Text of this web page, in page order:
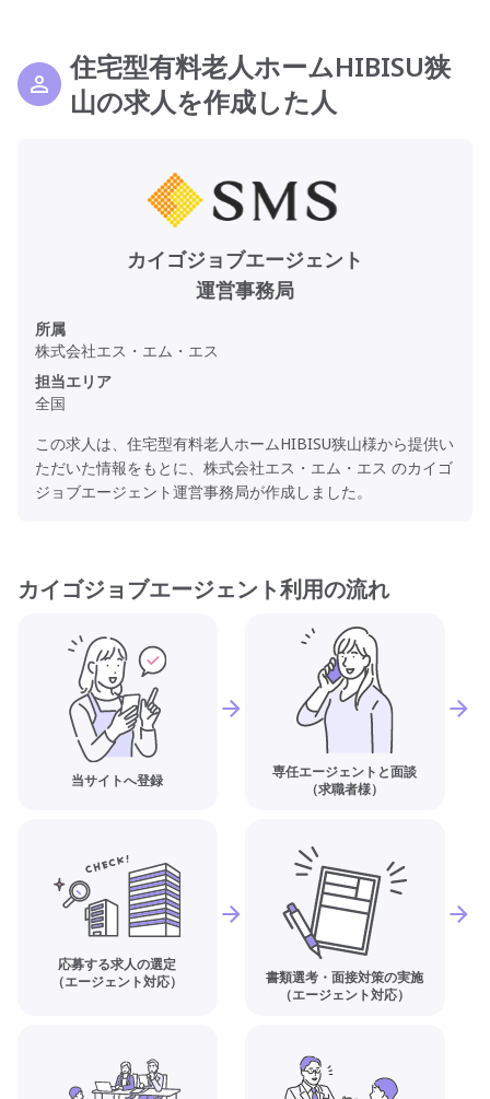
住宅型有料老人ホームHIBISU狭
山の求人を作成した人
カイゴジョブエージェント
運営事務局
所属
株式会社エス・エム・エス
担当エリア
全国
この求人は、住宅型有料老人ホームHIBISU狭山様から提供い
ただいた情報をもとに、株式会社エス・エム・エス のカイゴ
ジョブエージェント運営事務局が作成しました。
カイゴジョブエージェント利用の流れ
当サイトへ登録
専任エージェントと面談
（求職者様）
応募する求人の選定
（エージェント対応）
書類選考・面接対策の実施
（エージェント対応）